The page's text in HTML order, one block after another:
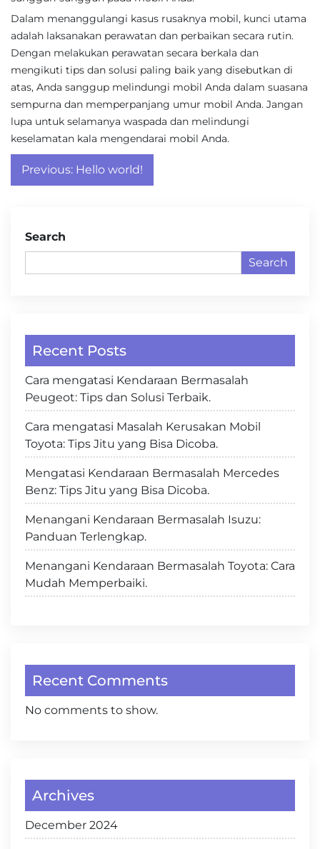
Dalam menanggulangi kasus rusaknya mobil, kunci utama
adalah laksanakan perawatan dan perbaikan secara rutin.
Dengan melakukan perawatan secara berkala dan
mengikuti tips dan solusi paling baik yang disebutkan di
atas, Anda sanggup melindungi mobil Anda dalam suasana
sempurna dan memperpanjang umur mobil Anda. Jangan
lupa untuk selamanya waspada dan melindungi
keselamatan kala mengendarai mobil Anda.
Post
navigation
Previous: Hello world!
Search
Search
Recent Posts
Cara mengatasi Kendaraan Bermasalah
Peugeot: Tips dan Solusi Terbaik.
Cara mengatasi Masalah Kerusakan Mobil
Toyota: Tips Jitu yang Bisa Dicoba.
Mengatasi Kendaraan Bermasalah Mercedes
Benz: Tips Jitu yang Bisa Dicoba.
Menangani Kendaraan Bermasalah Isuzu:
Panduan Terlengkap.
Menangani Kendaraan Bermasalah Toyota: Cara
Mudah Memperbaiki.
Recent Comments
No comments to show.
Archives
December 2024